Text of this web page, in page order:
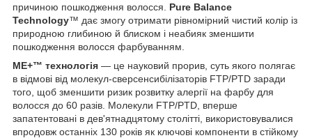
причиною пошкодження волосся. Pure Balance
Technology™ дає змогу отримати рівномірний чистий колір із
природною глибиною й блиском і неабияк зменшити
пошкодження волосся фарбуванням.
ME+™ технологія — це науковий прорив, суть якого полягає
в відмові від молекул-сверсенсибілізаторів FTP/PTD заради
того, щоб зменшити ризик розвитку алергії на фарбу для
волосся до 60 разів. Молекули FTP/PTD, вперше
запатентовані в дев'ятнадцятому столітті, використовувалися
впродовж останніх 130 років як ключові компоненти в стійкому